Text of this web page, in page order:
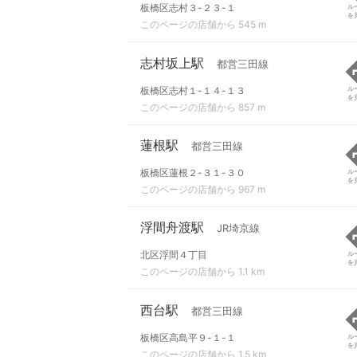
板橋区志村３-２３-１
このページの店舗から 545 m
ル
を
志村坂上駅 都営三田線
板橋区志村１-１４-１３
このページの店舗から 857 m
ル
を
蓮根駅 都営三田線
板橋区蓮根２-３１-３０
このページの店舗から 967 m
ル
を
浮間舟渡駅 JR埼京線
北区浮間４丁目
このページの店舗から 1.1 km
ル
を
西台駅 都営三田線
板橋区高島平９-１-１
このページの店舗から 1.5 km
ル
を